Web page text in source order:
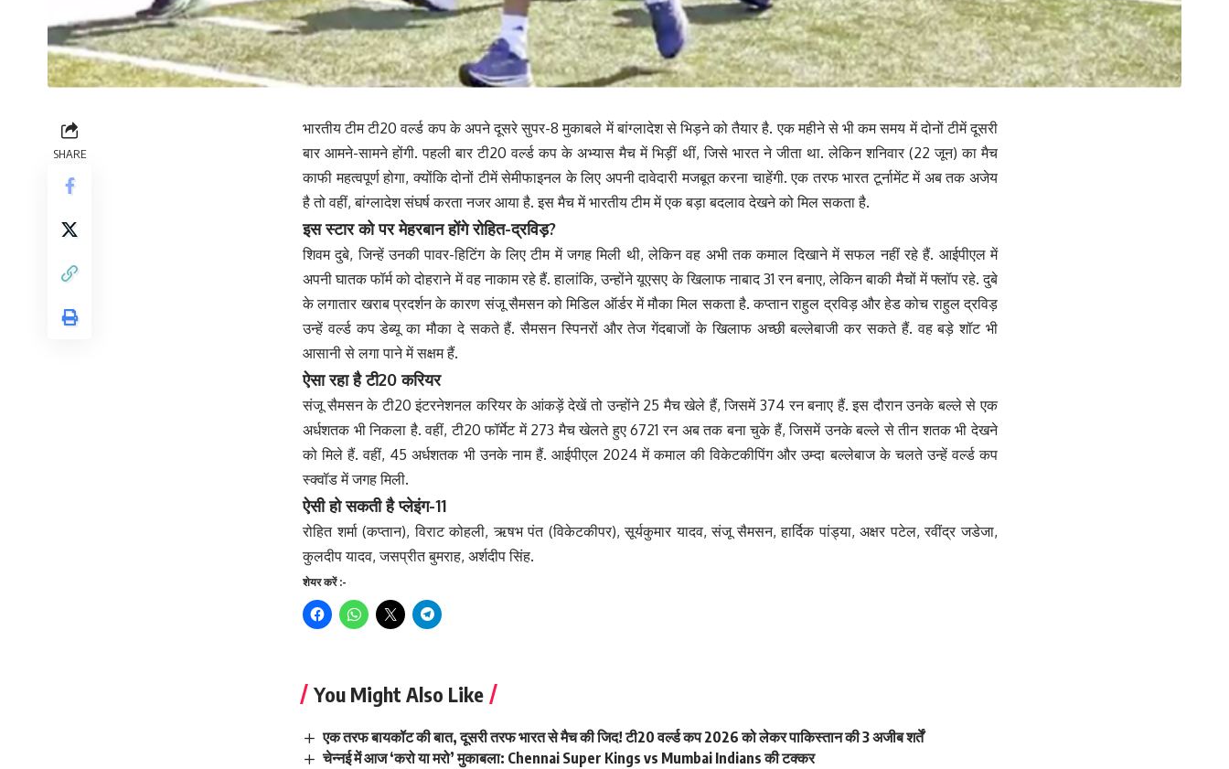
SHARE
भारतीय टीम टी20 वर्ल्ड कप के अपने दूसरे सुपर-8 मुकाबले में बांग्लादेश से भिड़ने को तैयार है. एक महीने से भी कम समय में दोनों टीमें दूसरी
बार आमने-सामने होंगी. पहली बार टी20 वर्ल्ड कप के अभ्यास मैच में भिड़ीं थीं, जिसे भारत ने जीता था. लेकिन शनिवार (22 जून) का मैच
काफी महत्वपूर्ण होगा, क्योंकि दोनों टीमें सेमीफाइनल के लिए अपनी दावेदारी मजबूत करना चाहेंगी. एक तरफ भारत टूर्नामेंट में अब तक अजेय
है तो वहीं, बांग्लादेश संघर्ष करता नजर आया है. इस मैच में भारतीय टीम में एक बड़ा बदलाव देखने को मिल सकता है.
इस स्टार को पर मेहरबान होंगे रोहित-द्रविड़?
शिवम दुबे, जिन्हें उनकी पावर-हिटिंग के लिए टीम में जगह मिली थी, लेकिन वह अभी तक कमाल दिखाने में सफल नहीं रहे हैं. आईपीएल में
अपनी घातक फॉर्म को दोहराने में वह नाकाम रहे हैं. हालांकि, उन्होंने यूएसए के खिलाफ नाबाद 31 रन बनाए, लेकिन बाकी मैचों में फ्लॉप रहे. दुबे
के लगातार खराब प्रदर्शन के कारण संजू सैमसन को मिडिल ऑर्डर में मौका मिल सकता है. कप्तान राहुल द्रविड़ और हेड कोच राहुल द्रविड़
उन्हें वर्ल्ड कप डेब्यू का मौका दे सकते हैं. सैमसन स्पिनरों और तेज गेंदबाजों के खिलाफ अच्छी बल्लेबाजी कर सकते हैं. वह बड़े शॉट भी
आसानी से लगा पाने में सक्षम हैं.
ऐसा रहा है टी20 करियर
संजू सैमसन के टी20 इंटरनेशनल करियर के आंकड़ें देखें तो उन्होंने 25 मैच खेले हैं, जिसमें 374 रन बनाए हैं. इस दौरान उनके बल्ले से एक
अर्धशतक भी निकला है. वहीं, टी20 फॉर्मेट में 273 मैच खेलते हुए 6721 रन अब तक बना चुके हैं, जिसमें उनके बल्ले से तीन शतक भी देखने
को मिले हैं. वहीं, 45 अर्धशतक भी उनके नाम हैं. आईपीएल 2024 में कमाल की विकेटकीपिंग और उम्दा बल्लेबाज के चलते उन्हें वर्ल्ड कप
स्क्वॉड में जगह मिली.
ऐसी हो सकती है प्लेइंग-11
रोहित शर्मा (कप्तान), विराट कोहली, ऋषभ पंत (विकेटकीपर), सूर्यकुमार यादव, संजू सैमसन, हार्दिक पांड्या, अक्षर पटेल, रवींद्र जडेजा,
कुलदीप यादव, जसप्रीत बुमराह, अर्शदीप सिंह.
शेयर करें :-
You Might Also Like
एक तरफ बायकॉट की बात, दूसरी तरफ भारत से मैच की जिद! टी20 वर्ल्ड कप 2026 को लेकर पाकिस्तान की 3 अजीब शर्तें
चेन्नई में आज ‘करो या मरो’ मुकाबला: Chennai Super Kings vs Mumbai Indians की टक्कर